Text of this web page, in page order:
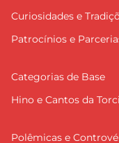
Curiosidades e
Patrocínios e
Categorias de Base
Hino e Cantos da
Polêmicas e